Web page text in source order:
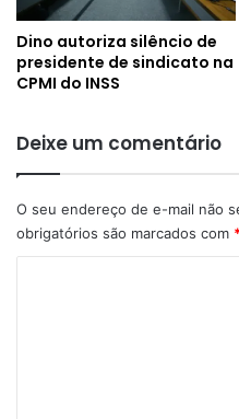
Dino autoriza silêncio de
presidente de sindicato na
CPMI do INSS
Deixe um comentário
O seu endereço de e-mail não
obrigatórios são marcados com *